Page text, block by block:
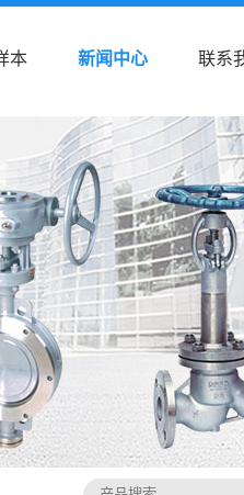
本 新闻中心 联系